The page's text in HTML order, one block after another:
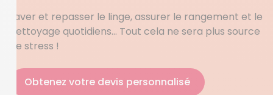
Laver et repasser le linge, assurer le rangement et le
nettoyage quotidiens… Tout cela ne sera plus source
de stress !
Obtenez votre devis personnalisé